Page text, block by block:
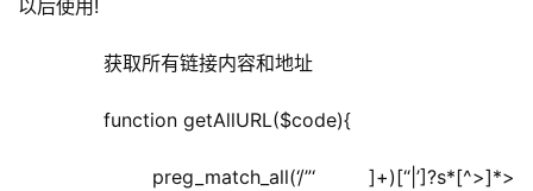
以后使用!
	  获取所有链接内容和地址
	  function getAllURL($code){